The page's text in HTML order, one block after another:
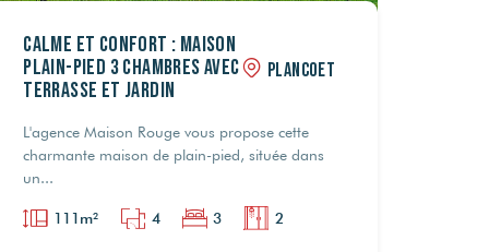
Calme et confort : maison
plain-pied 3 chambres avec
terrasse et jardin
PLANCOET
L'agence Maison Rouge vous propose cette
charmante maison de plain-pied, située dans
un...
111m² 4 3 2